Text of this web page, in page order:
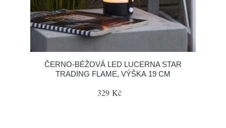
ČERNO-BÉŽOVÁ LED LUCERNA STAR
TRADING FLAME, VÝŠKA 19 CM
329 Kč